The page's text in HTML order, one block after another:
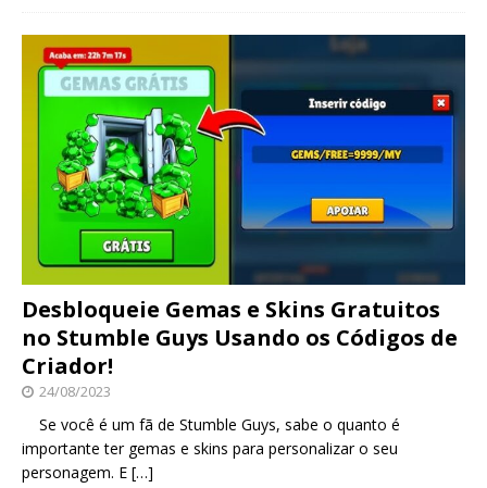
Desbloqueie Gemas e Skins Gratuitos
no Stumble Guys Usando os Códigos de
Criador!
24/08/2023
Se você é um fã de Stumble Guys, sabe o quanto é
importante ter gemas e skins para personalizar o seu
personagem. E […]